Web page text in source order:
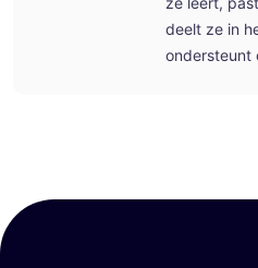
deelt ze in
ondersteunt